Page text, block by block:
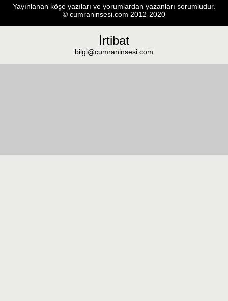
Yayınlanan köşe yazıları ve yorumlardan yazanları sorumludur.
© cumraninsesi.com 2012-2020
İrtibat
bilgi@cumraninsesi.com